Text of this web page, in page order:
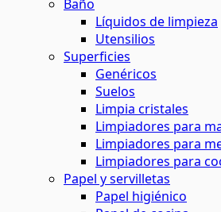
Baño
Líquidos de limpieza
Utensilios
Superficies
Genéricos
Suelos
Limpia cristales
Limpiadores para
Limpiadores para
Limpiadores para
Papel y servilletas
Papel higiénico